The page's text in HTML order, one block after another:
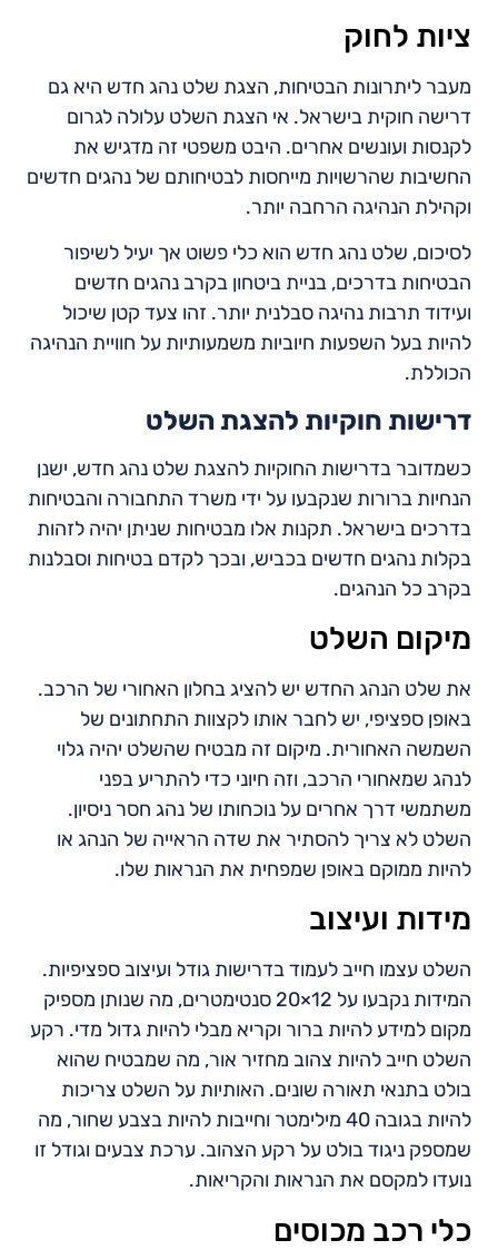
ציות לחוק
מעבר ליתרונות הבטיחות, הצגת שלט נהג חדש היא גם
דרישה חוקית בישראל. אי הצגת השלט עלולה לגרום
לקנסות ועונשים אחרים. היבט משפטי זה מדגיש את
החשיבות שהרשויות מייחסות לבטיחותם של נהגים חדשים
וקהילת הנהיגה הרחבה יותר.
לסיכום, שלט נהג חדש הוא כלי פשוט אך יעיל לשיפור
הבטיחות בדרכים, בניית ביטחון בקרב נהגים חדשים
ועידוד תרבות נהיגה סבלנית יותר. זהו צעד קטן שיכול
להיות בעל השפעות חיוביות משמעותיות על חוויית הנהיגה
הכוללת.
דרישות חוקיות להצגת השלט
כשמדובר בדרישות החוקיות להצגת שלט נהג חדש, ישנן
הנחיות ברורות שנקבעו על ידי משרד התחבורה והבטיחות
בדרכים בישראל. תקנות אלו מבטיחות שניתן יהיה לזהות
בקלות נהגים חדשים בכביש, ובכך לקדם בטיחות וסבלנות
בקרב כל הנהגים.
מיקום השלט
את שלט הנהג החדש יש להציג בחלון האחורי של הרכב.
באופן ספציפי, יש לחבר אותו לקצוות התחתונים של
השמשה האחורית. מיקום זה מבטיח שהשלט יהיה גלוי
לנהג שמאחורי הרכב, וזה חיוני כדי להתריע בפני
משתמשי דרך אחרים על נוכחותו של נהג חסר ניסיון.
השלט לא צריך להסתיר את שדה הראייה של הנהג או
להיות ממוקם באופן שמפחית את הנראות שלו.
מידות ועיצוב
השלט עצמו חייב לעמוד בדרישות גודל ועיצוב ספציפיות.
המידות נקבעו על 12×20 סנטימטרים, מה שנותן מספיק
מקום למידע להיות ברור וקריא מבלי להיות גדול מדי. רקע
השלט חייב להיות צהוב מחזיר אור, מה שמבטיח שהוא
בולט בתנאי תאורה שונים. האותיות על השלט צריכות
להיות בגובה 40 מילימטר וחייבות להיות בצבע שחור, מה
שמספק ניגוד בולט על רקע הצהוב. ערכת צבעים וגודל זו
נועדו למקסם את הנראות והקריאות.
כלי רכב מכוסים